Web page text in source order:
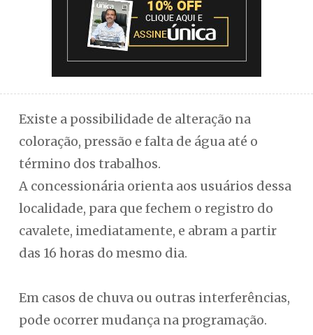
Existe a possibilidade de alteração na
coloração, pressão e falta de água até o
término dos trabalhos.
A concessionária orienta aos usuários dessa
localidade, para que fechem o registro do
cavalete, imediatamente, e abram a partir
das 16 horas do mesmo dia.
Em casos de chuva ou outras interferências,
pode ocorrer mudança na programação.